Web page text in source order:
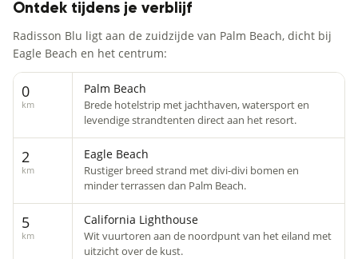
Ontdek tijdens je verblijf
Radisson Blu ligt aan de zuidzijde van Palm Beach, dicht bij
Eagle Beach en het centrum:
0
km
Palm Beach
Brede hotelstrip met jachthaven, watersport en
levendige strandtenten direct aan het resort.
2
km
Eagle Beach
Rustiger breed strand met divi-divi bomen en
minder terrassen dan Palm Beach.
5
km
California Lighthouse
Wit vuurtoren aan de noordpunt van het eiland met
uitzicht over de kust.